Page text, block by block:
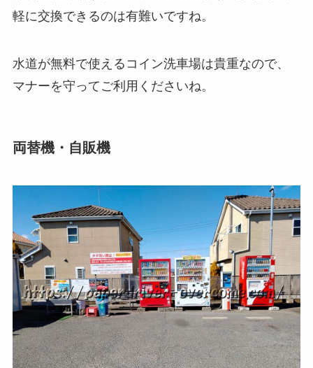
軽に交換できるのは有難いですね。
水道が無料で使えるコイン洗車場は貴重なので、
マナーを守ってご利用くださいね。
両替機・自販機